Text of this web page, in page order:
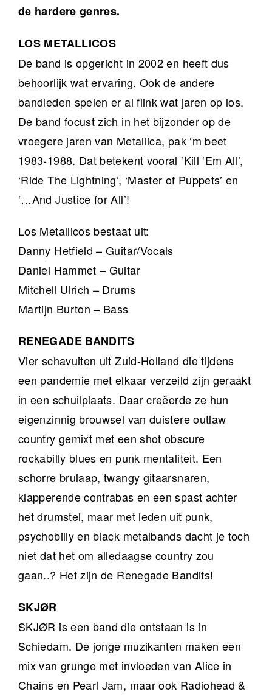
de hardere genres.
LOS METALLICOS
De band is opgericht in 2002 en heeft dus
behoorlijk wat ervaring. Ook de andere
bandleden spelen er al flink wat jaren op los.
De band focust zich in het bijzonder op de
vroegere jaren van Metallica, pak ‘m beet
1983-1988. Dat betekent vooral ‘Kill ‘Em All’,
‘Ride The Lightning’, ‘Master of Puppets’ en
‘…And Justice for All’!
Los Metallicos bestaat uit:
Danny Hetfield – Guitar/Vocals
Daniel Hammet – Guitar
Mitchell Ulrich – Drums
Martijn Burton – Bass
RENEGADE BANDITS
Vier schavuiten uit Zuid-Holland die tijdens
een pandemie met elkaar verzeild zijn geraakt
in een schuilplaats. Daar creëerde ze hun
eigenzinnig brouwsel van duistere outlaw
country gemixt met een shot obscure
rockabilly blues en punk mentaliteit. Een
schorre brulaap, twangy gitaarsnaren,
klapperende contrabas en een spast achter
het drumstel, maar met leden uit punk,
psychobilly en black metalbands dacht je toch
niet dat het om alledaagse country zou
gaan..? Het zijn de Renegade Bandits!
SKJØR
SKJØR is een band die ontstaan is in
Schiedam. De jonge muzikanten maken een
mix van grunge met invloeden van Alice in
Chains en Pearl Jam, maar ook Radiohead &